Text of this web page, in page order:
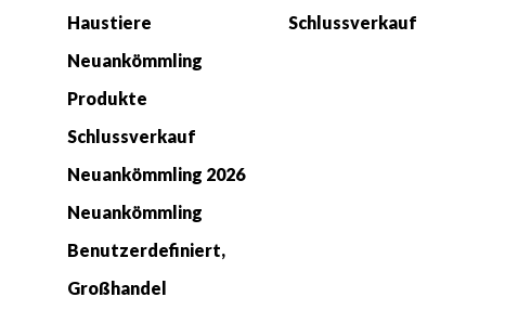
Haustiere
Neuankömmling
Produkte
Schlussverkauf
Neuankömmling 2026
Neuankömmling
Benutzerdefiniert,
Großhandel
Schlussverkauf